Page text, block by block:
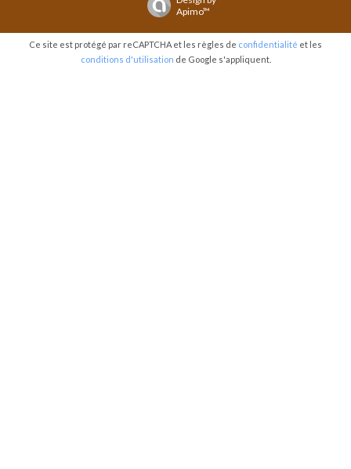
Apimo™
Ce site est protégé par reCAPTCHA et les règles de confidentialité et les
conditions d'utilisation de Google s'appliquent.